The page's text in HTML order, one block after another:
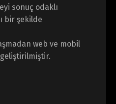
2017
finibus, finibus
sonuç odaklı
bir şekilde
web ve mobil